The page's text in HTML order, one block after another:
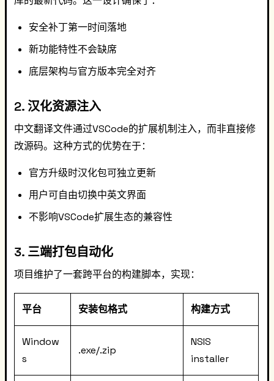
安全补丁第一时间落地
新功能特性不会缺席
底层架构与官方版本完全对齐
2. 汉化资源注入
中文翻译文件通过VSCode的扩展机制注入，而非直接修
改源码。这种方式的优势在于：
官方升级时汉化包可独立更新
用户可自由切换中英文界面
不影响VSCode扩展生态的兼容性
3. 三端打包自动化
项目维护了一套跨平台的构建脚本，实现：
平台 安装包格式 构建方式
Window
s
.exe/.zip
NSIS
installer